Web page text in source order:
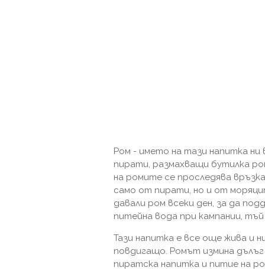
Ром - името на тази напитка
пирати, размахващи бутилка
на ромите се проследява
само от пирати, но и от
давали ром всеки ден, за да
питейна вода при кампании,
Тази напитка е все още жива и
повдигащо. Ромът измина
пиратска напитка и питие на